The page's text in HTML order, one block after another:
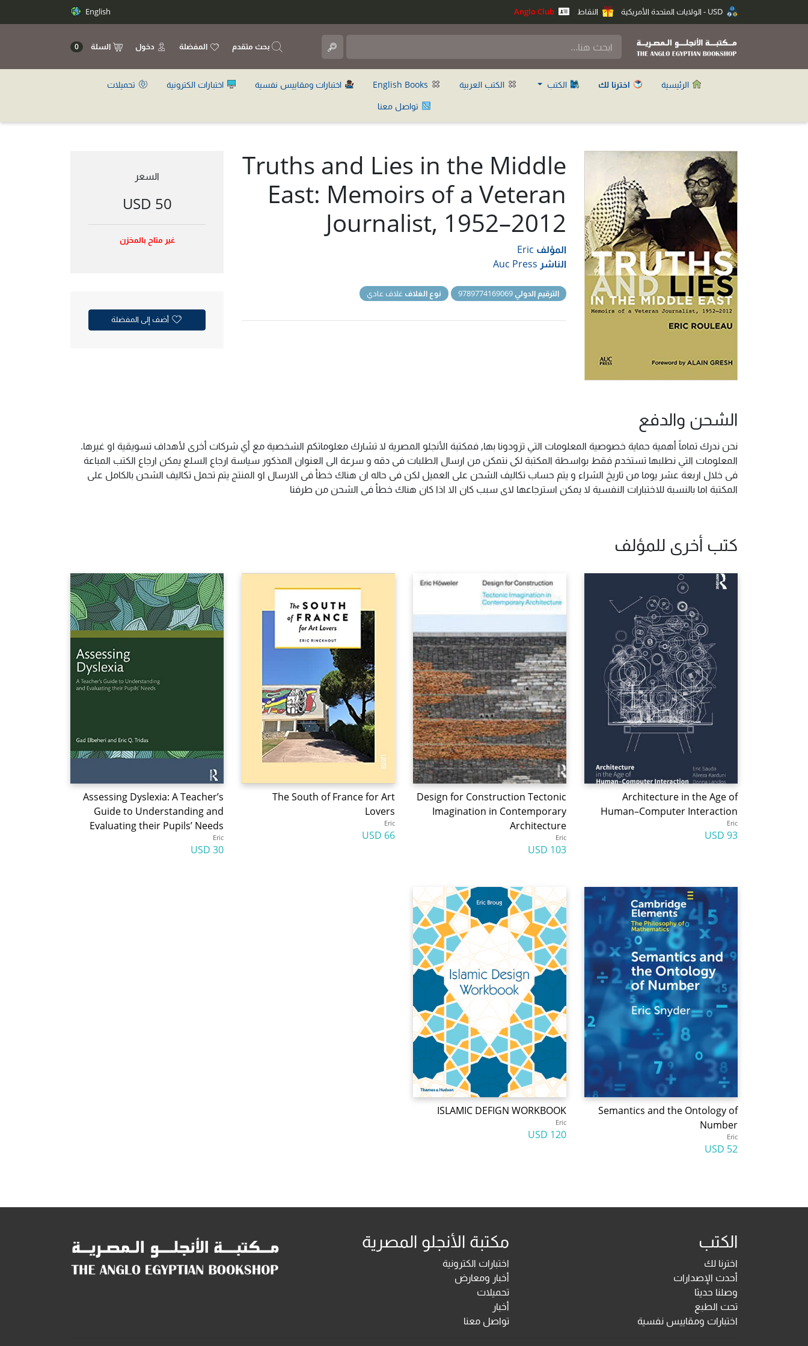
النقاط English
بحث متقدم المفضلة دخول السلة 0
الرئيسية اخترنا لك الكتب الكتب العربية اختبارات ومقاييس نفسية اختبارات الكترونية
تحميلات
تواصل معنا
Truths and Lies in the Middle
East: Memoirs of a Veteran
Journalist, 1952–2012
المؤلف Eric
الناشر Auc Press
الترقيم الدولي نوع الغلاف غلاف عادي
السعر
50 USD
غير متاح بالمخزن
أضف إلى المفضلة
الشحن والدفع
نحن ندرك تماماً أهمية حماية خصوصية المعلومات التي تزودونا بها, فمكتبة الأنجلو المصرية لا تشارك معلوماتكم الشخصية مع أي شركات أخرى لأهداف تسويقية او غيرها.
المعلومات التي نطلبها تستخدم فقط بواسطة المكتبة لكى نتمكن من ارسال الطلبات فى دقه و سرعة الى العنوان المذكور سياسة ارجاع السلع يمكن ارجاع الكتب المباعة
فى خلال اربعة عشر يوما من تاريخ الشراء و يتم حساب تكاليف الشحن على العميل لكن فى حاله ان هناك خطأ فى الارسال او المنتج يتم تحمل تكاليف الشحن بالكامل على
المكتبة اما بالنسبة للاختبارات النفسية لا يمكن استرجاعها لاى سبب كان الا اذا كان هناك خطأ فى الشحن من طرفنا
كتب أخرى للمؤلف
Architecture in the Age of
Human–Computer Interaction
Eric
93 USD
Design for Construction Tectonic
Imagination in Contemporary
Architecture
Eric
103 USD
The South of France for Art
Lovers
Eric
66 USD
Assessing Dyslexia: A Teacher’s
Guide to Understanding and
Evaluating their Pupils’ Needs
Eric
30 USD
Semantics and the Ontology of
Number
Eric
52 USD
ISLAMIC DEFIGN WORKBOOK
Eric
120 USD
الكتب
اخترنا لك
أحدث الإصدارات
وصلنا حديثا
تحت الطبع
اختبارات ومقاييس نفسية
مكتبة الأنجلو المصرية
اختبارات الكترونية
أخبار ومعارض
تحميلات
أخبار
تواصل معنا